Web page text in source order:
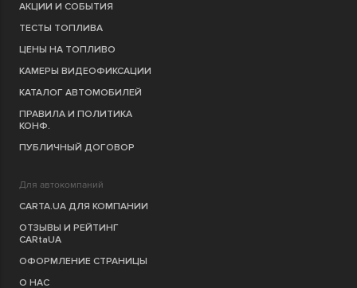
АКЦИИ И СОБЫТИЯ
ТЕСТЫ ТОПЛИВА
ЦЕНЫ НА ТОПЛИВО
КАМЕРЫ ВИДЕОФИКСАЦИИ
КАТАЛОГ АВТОМОБИЛЕЙ
ПРАВИЛА И ПОЛИТИКА
КОНФ.
ПУБЛИЧНЫЙ ДОГОВОР
Для автокомпаний
CARTA.UA ДЛЯ КОМПАНИИ
ОТЗЫВЫ И РЕЙТИНГ
CARtaUA
ОФОРМЛЕНИЕ СТРАНИЦЫ
О НАС